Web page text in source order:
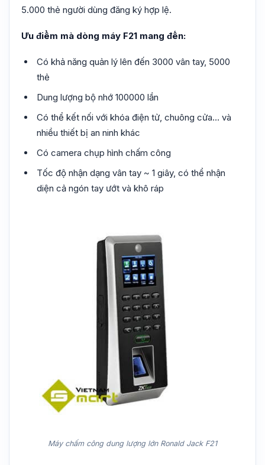
5.000 thẻ người dùng đăng ký hợp lệ.
Ưu điểm mà dòng máy F21 mang đến:
Có khả năng quản lý lên đến 3000 vân tay, 5000
thẻ
Dung lượng bộ nhớ 100000 lần
Có thể kết nối với khóa điện tử, chuông cửa… và
nhiều thiết bị an ninh khác
Có camera chụp hình chấm công
Tốc độ nhận dạng vân tay ~ 1 giây, có thể nhận
diện cả ngón tay ướt và khô ráp
Máy chấm công dung lượng lớn Ronald Jack F21